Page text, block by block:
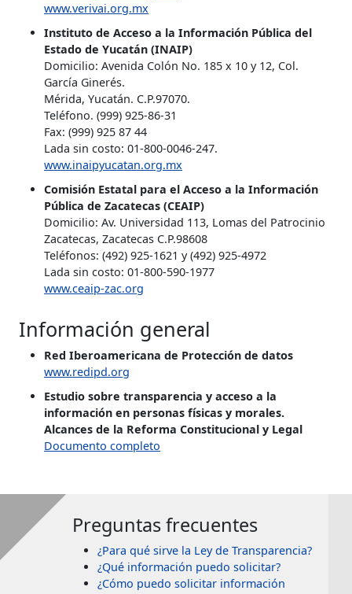
www.verivai.org.mx
Instituto de Acceso a la Información Pública del
Estado de Yucatán (INAIP)
Domicilio: Avenida Colón No. 185 x 10 y 12, Col.
García Ginerés.
Mérida, Yucatán. C.P.97070.
Teléfono. (999) 925-86-31
Fax: (999) 925 87 44
Lada sin costo: 01-800-0046-247.
www.inaipyucatan.org.mx
Comisión Estatal para el Acceso a la Información
Pública de Zacatecas (CEAIP)
Domicilio: Av. Universidad 113, Lomas del Patrocinio
Zacatecas, Zacatecas C.P.98608
Teléfonos: (492) 925-1621 y (492) 925-4972
Lada sin costo: 01-800-590-1977
www.ceaip-zac.org
Información general
Red Iberoamericana de Protección de datos
www.redipd.org
Estudio sobre transparencia y acceso a la
información en personas físicas y morales.
Alcances de la Reforma Constitucional y Legal
Documento completo
Preguntas frecuentes
¿Para qué sirve la Ley de Transparencia?
¿Qué información puedo solicitar?
¿Cómo puedo solicitar información